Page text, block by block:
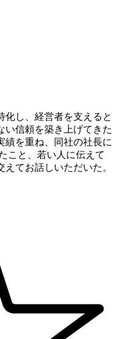
化し、経営者を支えると
い信頼を築き上げてきた
績を重ね、同社の社長に
こと、若い人に伝えて
てお話しいただいた。